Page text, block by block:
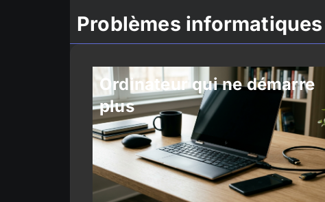
Problèmes
Ordinateur qui ne démarre
plus